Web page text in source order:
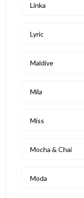
Linka
Lyric
Maldive
Mila
Miss
Mocha & Chai
Moda